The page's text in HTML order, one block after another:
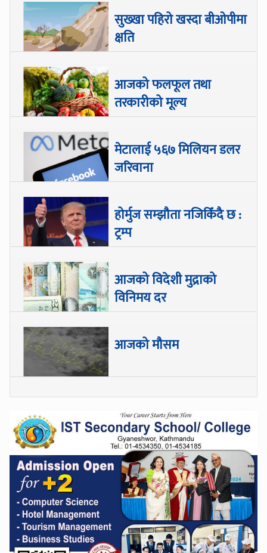
सुख्खा पहिरो खस्दा बीओपीमा
क्षति
आजको फलफूल तथा
तरकारीको मूल्य
मेटालाई ५६७ मिलियन डलर
जरिवाना
होर्मुज सम्झौता नजिकिँदै छ :
ट्रम्प
आजको विदेशी मुद्राको
विनिमय दर
आजको मौसम